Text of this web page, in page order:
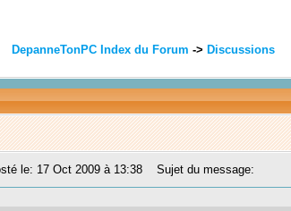
DepanneTonPC Index du Forum -> Discussions
le: 17 Oct 2009 à 13:38 Sujet du message: